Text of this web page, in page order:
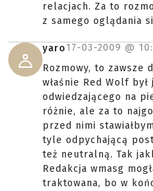
relacjach. Za to
z samego oglądania
yaro17-03-2009 @
Rozmowy, to zawsze
właśnie Red Wolf
odwiedzającego na
różnie, ale za to
przed nimi
tyle odpychającą
też neutralną. Tak
Redakcja wmasg
traktowana, bo w